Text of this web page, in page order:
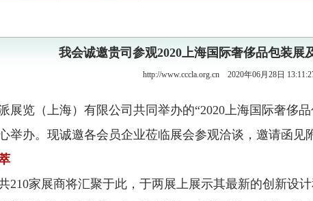
我会诚邀贵司参观2020上海国际奢侈品包装展
http://www.cccla.org.cn 2020年06月28日
展览（上海）有限公司共同举办的“2020上海国际奢侈
举办。现诚邀各会员企业莅临展会参观洽谈，邀请函见
210家展商将汇聚于此，于两展上展示其最新的创新设